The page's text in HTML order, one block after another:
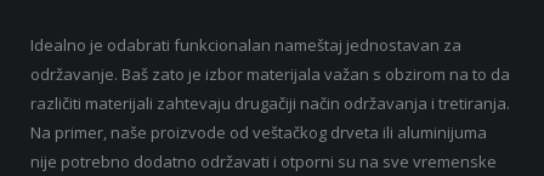
Idealno je odabrati funkcionalan nameštaj jednostavan za
održavanje. Baš zato je izbor materijala važan s obzirom na to da
različiti materijali zahtevaju drugačiji način održavanja i tretiranja.
Na primer, naše proizvode od veštačkog drveta ili aluminijuma
nije potrebno dodatno održavati i otporni su na sve vremenske